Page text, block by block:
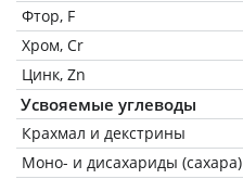
Фтор, F
Хром, Cr
Цинк, Zn
Усвояемые углеводы
Крахмал и декстрины
Моно- и дисахариды (сахара)